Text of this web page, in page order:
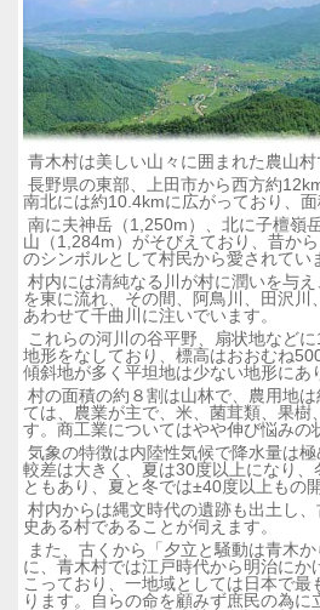
青木村は美しい山々に囲まれた農山村
長野県の東部、上田市から西方約
南北には約10.4kmに広がっており、面
南に夫神岳（1,250m）、北に子檀嶺
山（1,284m）がそびえており、昔か
のシンボルとして村民から愛されてい
村内には清純なる川が村に潤いを与
を東に流れ、その間、阿鳥川、田沢川
あわせて千曲川に注いでいます。
これらの河川の谷平野、扇状地など
地形をなしており、標高はおおむね
傾斜地が多く平坦地は少ない地形にあ
村の面積の約８割は山林で、農用地
ては、農業が主で、米、菌茸類、果樹
す。商工業についてはやや伸び悩みの
気象の特徴は内陸性気候で降水量は
較差は大きく、夏は30度以上になり、
ともあり、夏と冬では±40度以上もの
村内からは縄文時代の遺跡も出土し
史ある村であることが伺えます。
また、古くから「夕立と騒動は青木
に、青木村では江戸時代から明治にか
こっており、一地域としては日本で最
ります。自らの命を顧みず庶民の為に